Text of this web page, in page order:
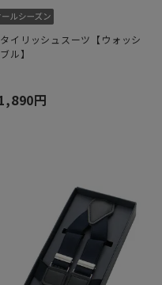
イリッシュスーツ【ウォッシ
ル】
円